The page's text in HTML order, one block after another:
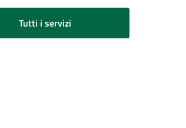
Tutti i servizi